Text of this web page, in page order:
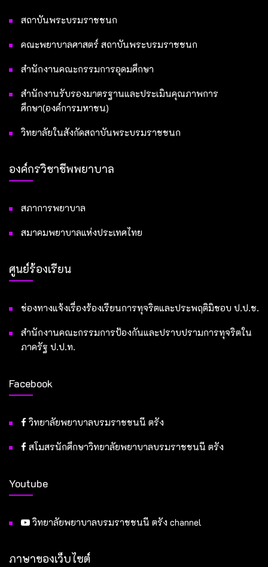
สถาบันพระบรมราชชนก
คณะพยาบาลศาสตร์ สถาบันพระบรมราชชนก
สำนักงานคณะกรรมการอุดมศึกษา
สำนักงานรับรองมาตรฐานและประเมินคุณภาพการ
ศึกษา(องค์การมหาชน)
วิทยาลัยในสังกัดสถาบันพระบรมราชชนก
องค์กรวิชาชีพพยาบาล
สภาการพยาบาล
สมาคมพยาบาลแห่งประเทศไทย
ศูนย์ร้องเรียน
ช่องทางแจ้งเรื่องร้องเรียนการทุจริตและประพฤติมิชอบ ป.ป.ช.
สำนักงานคณะกรรมการป้องกันและปราบปรามการทุจริตใน
ภาครัฐ ป.ป.ท.
Facebook
วิทยาลัยพยาบาลบรมราชชนนี ตรัง
สโมสรนักศึกษาวิทยาลัยพยาบาลบรมราชชนนี ตรัง
Youtube
วิทยาลัยพยาบาลบรมราชชนนี ตรัง channel
ภาษาของเว็บไซต์